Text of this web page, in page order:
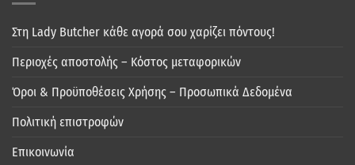
Στη Lady Butcher κάθε αγορά σου χαρίζει πόντους!
Περιοχές αποστολής – Κόστος μεταφορικών
Όροι & Προϋποθέσεις Χρήσης – Προσωπικά Δεδομένα
Πολιτική επιστροφών
Επικοινωνία